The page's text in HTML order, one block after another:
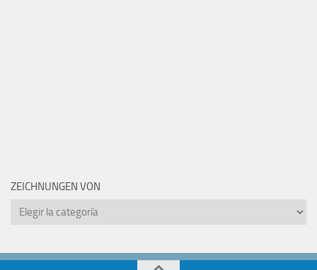
ZEICHNUNGEN VON
Zeichnungen